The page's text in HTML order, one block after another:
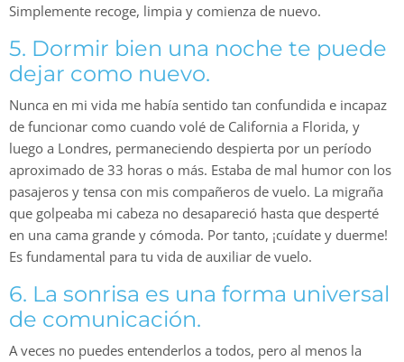
Simplemente recoge, limpia y comienza de nuevo.
5. Dormir bien una noche te puede
dejar como nuevo.
Nunca en mi vida me había sentido tan confundida e incapaz
de funcionar como cuando volé de California a Florida, y
luego a Londres, permaneciendo despierta por un período
aproximado de 33 horas o más. Estaba de mal humor con los
pasajeros y tensa con mis compañeros de vuelo. La migraña
que golpeaba mi cabeza no desapareció hasta que desperté
en una cama grande y cómoda. Por tanto, ¡cuídate y duerme!
Es fundamental para tu vida de auxiliar de vuelo.
6. La sonrisa es una forma universal
de comunicación.
A veces no puedes entenderlos a todos, pero al menos la